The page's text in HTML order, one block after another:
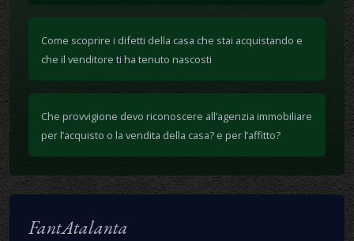
Come scoprire i difetti della casa che stai acquistando e
che il venditore ti ha tenuto nascosti
Che provvigione devo riconoscere all’agenzia immobiliare
per l’acquisto o la vendita della casa? e per l’affitto?
FantAtalanta